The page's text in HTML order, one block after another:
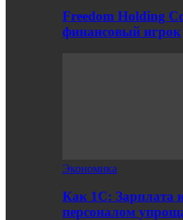
Freedom Holding
финансовый игрок
Экономика
Как 1С: Зарплата
персоналом